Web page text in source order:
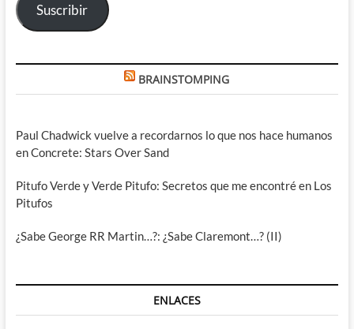
Suscribir
BRAINSTOMPING
Paul Chadwick vuelve a recordarnos lo que nos hace humanos
en Concrete: Stars Over Sand
Pitufo Verde y Verde Pitufo: Secretos que me encontré en Los
Pitufos
¿Sabe George RR Martin…?: ¿Sabe Claremont…? (II)
ENLACES